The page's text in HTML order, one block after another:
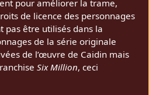
pour améliorer la trame,
de licence des personnages
pas être utilisés dans la
de la série originale
de l’œuvre de Caidin mais
Six Million, ceci